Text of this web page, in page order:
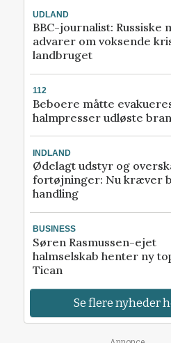
UDLAND
BBC-journalist: Russiske
advarer om voksende
landbruget
112
Beboere måtte
halmpresser udløste
INDLAND
Ødelagt udstyr og
fortøjninger: Nu kræver
handling
BUSINESS
Søren Rasmussen-ejet
halmselskab henter ny
Tican
Se flere nyheder